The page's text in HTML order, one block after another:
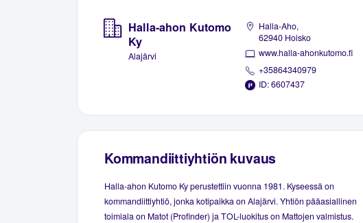
Halla-ahon Kutomo
Ky
Alajärvi
Halla-Aho,
62940 Hoisko
www.halla-ahonkutomo.fi
+35864340979
ID: 6607437
Kommandiittiyhtiön kuvaus
Halla-ahon Kutomo Ky perustettiin vuonna 1981. Kyseessä on
kommandiittiyhtiö, jonka kotipaikka on Alajärvi. Yhtiön pääasiallinen
toimiala on Matot (Profinder) ja TOL-luokitus on Mattojen valmistus.